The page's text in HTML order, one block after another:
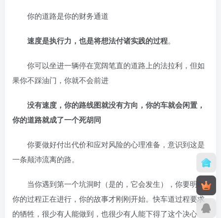
你的道路是你的财务通道
速度是执行力，也是将想法付诸实践的过程。
你可以坐进一辆停在宽阔笔直的道路上的法拉利，但如
果你不踩油门，你就不会前进
没有速度，你的路线图就没有方向，你的车就会闲置，
你的道路就成了一个死胡同
你要做好付出代价和应对风险的心理准备，意识到这是
一条颠沛流离的路。
当你遇到第一个坑洞时（是的，它会发生），你要明白
你的过程正在进行，你的故事才刚刚开始。快车道过程要求
的牺牲，很少有人能做到，也很少有人能下得了这个决心